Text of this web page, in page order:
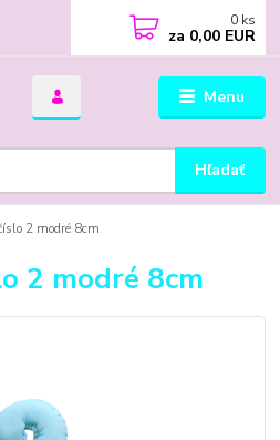
Menu
Hľadať
0 ks
za 0,00 EUR
2 modré 8cm
2 modré 8cm